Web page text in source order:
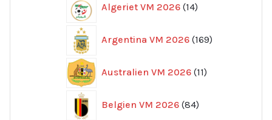
Algeriet VM 2026 14
produkter
Argentina VM 2026 169
produkter
Australien VM 2026 11
produkter
Belgien VM 2026 84
produkter